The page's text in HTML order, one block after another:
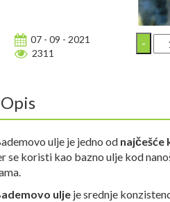
07 - 09 - 2021
2311
Opis
ulje je jedno od najčešće
se koristi kao bazno ulje kod
ulje je srednje